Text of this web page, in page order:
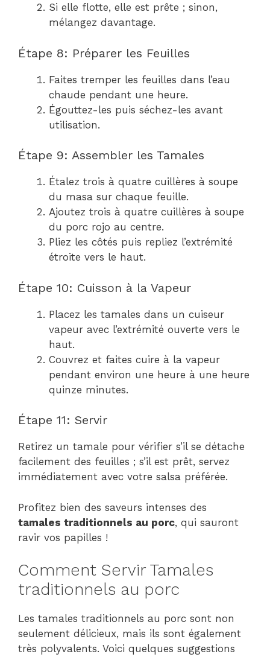
Si elle flotte, elle est prête ; sinon,
mélangez davantage.
Étape 8: Préparer les Feuilles
Faites tremper les feuilles dans l’eau
chaude pendant une heure.
Égouttez-les puis séchez-les avant
utilisation.
Étape 9: Assembler les Tamales
Étalez trois à quatre cuillères à soupe
du masa sur chaque feuille.
Ajoutez trois à quatre cuillères à soupe
du porc rojo au centre.
Pliez les côtés puis repliez l’extrémité
étroite vers le haut.
Étape 10: Cuisson à la Vapeur
Placez les tamales dans un cuiseur
vapeur avec l’extrémité ouverte vers le
haut.
Couvrez et faites cuire à la vapeur
pendant environ une heure à une heure
quinze minutes.
Étape 11: Servir
Retirez un tamale pour vérifier s’il se détache
facilement des feuilles ; s’il est prêt, servez
immédiatement avec votre salsa préférée.
Profitez bien des saveurs intenses des
tamales traditionnels au porc, qui sauront
ravir vos papilles !
Comment Servir Tamales
traditionnels au porc
Les tamales traditionnels au porc sont non
seulement délicieux, mais ils sont également
très polyvalents. Voici quelques suggestions